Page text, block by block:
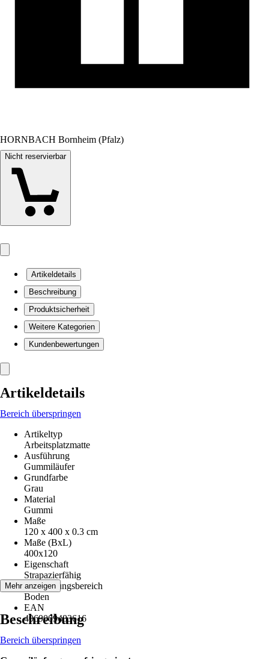
HORNBACH Bornheim (Pfalz)
Nicht reservierbar
Artikeldetails
Beschreibung
Produktsicherheit
Weitere Kategorien
Kundenbewertungen
Artikeldetails
Bereich überspringen
Artikeltyp
Arbeitsplatzmatte
Ausführung
Gummiläufer
Grundfarbe
Grau
Material
Gummi
Maße
120 x 400 x 0.3 cm
Maße (BxL)
400x120
Eigenschaft
Strapazierfähig
Anwendungsbereich
Boden
EAN
4069009483616
Mehr anzeigen
Beschreibung
Bereich überspringen